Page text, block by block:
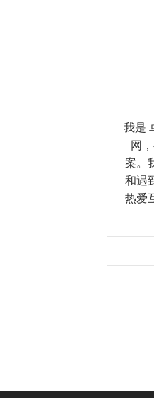
我是
网
案。
和遇
热爱